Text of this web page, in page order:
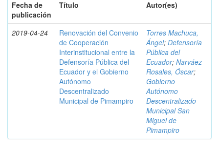
Fecha de
publicación
Título Autor(es)
2019-04-24
Renovación del Convenio
de Cooperación
Interinstitucional entre la
Defensoría Pública del
Ecuador y el Gobierno
Autónomo
Descentralizado
Municipal de Pimampiro
Torres Machuca,
Ángel; Defensoría
Pública del
Ecuador; Narváez
Rosales, Óscar;
Gobierno
Autónomo
Descentralizado
Municipal San
Miguel de
Pimampiro